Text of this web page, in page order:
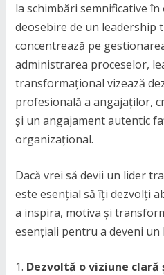
la schimbări semnificative
deosebire de un leadership
concentrează pe
administrarea proceselor,
transformațional vizează
profesională a angajaților,
și un angajament autentic
organizațional.
Dacă vrei să devii un lider
este esențial să îți dezvolți
a inspira, motiva și
esențiali pentru a deveni
Dezvoltă o viziune